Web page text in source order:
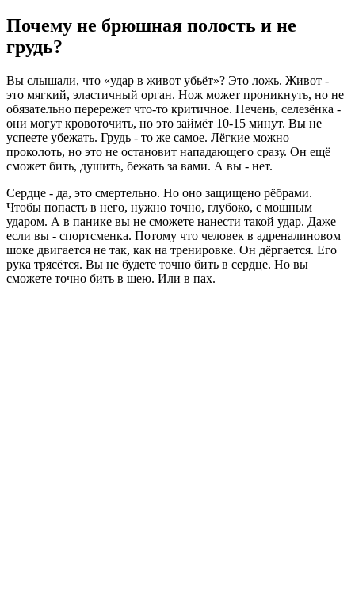
Почему не брюшная полость и не
грудь?
Вы слышали, что «удар в живот убьёт»? Это ложь. Живот -
это мягкий, эластичный орган. Нож может проникнуть, но не
обязательно перережет что-то критичное. Печень, селезёнка -
они могут кровоточить, но это займёт 10-15 минут. Вы не
успеете убежать. Грудь - то же самое. Лёгкие можно
проколоть, но это не остановит нападающего сразу. Он ещё
сможет бить, душить, бежать за вами. А вы - нет.
Сердце - да, это смертельно. Но оно защищено рёбрами.
Чтобы попасть в него, нужно точно, глубоко, с мощным
ударом. А в панике вы не сможете нанести такой удар. Даже
если вы - спортсменка. Потому что человек в адреналиновом
шоке двигается не так, как на тренировке. Он дёргается. Его
рука трясётся. Вы не будете точно бить в сердце. Но вы
сможете точно бить в шею. Или в пах.